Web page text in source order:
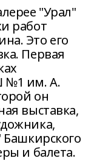
"Урал"
работ
Это его
Первая
№1 им. А.
он
выставка,
Башкирского
и балета.